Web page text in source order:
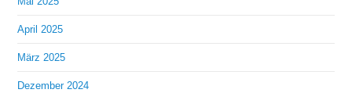
April 2025
März 2025
Dezember 2024